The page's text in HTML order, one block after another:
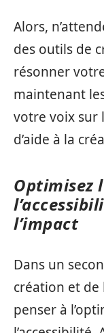
Alors,
des outils de
résonner
maintenant
votre voix sur
d’aide à la
Optimisez
l’impact
Dans un
création et de
penser à